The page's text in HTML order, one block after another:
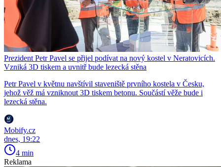
Prezident Petr Pavel se přijel podívat na nový kostel v Neratovicích.
Vzniká 3D tiskem a uvnitř bude lezecká stěna
Petr Pavel v květnu navštívil staveniště prvního kostela v Česku,
jehož věž má vzniknout 3D tiskem betonu. Součástí věže bude i
lezecká stěna.
Mobify.cz
dnes, 19:22
4 min
Reklama